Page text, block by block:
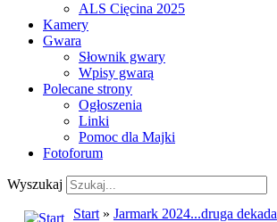
ALS Cięcina 2025
Kamery
Gwara
Słownik gwary
Wpisy gwarą
Polecane strony
Ogłoszenia
Linki
Pomoc dla Majki
Fotoforum
Wyszukaj
Start » Jarmark 2024...druga dekada